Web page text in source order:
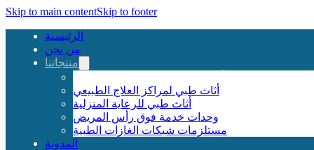
Skip to main contentSkip to footer
الرئيسية
من نحن
منتجاتنا
أثاث طبي لمراكز العلاج الطبيعي
أثاث طبي للرعاية المنزلية
وحدات خدمة فوق رأس المريض
مستلزمات شبكات الغازات الطبية
المدونة